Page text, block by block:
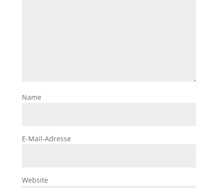
Name
E-Mail-Adresse
Website